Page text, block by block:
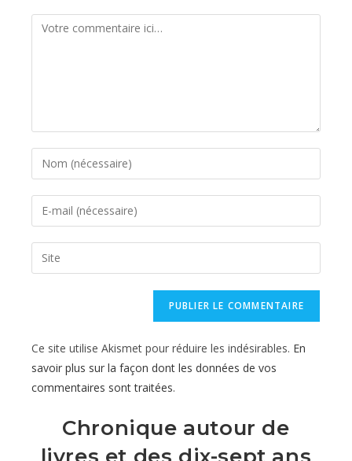
Comment
Enter
your
name
comment
Enter
your
email
address
Saisir
l’URL
(facultatif)
Ce site utilise Akismet pour réduire les indésirables. En
savoir plus sur la façon dont les données de vos
commentaires sont traitées.
Chronique autour de